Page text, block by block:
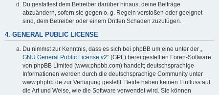
Du gestattest dem Betreiber darüber hinaus, deine Beiträge
abzuändern, sofern sie gegen o. g. Regeln verstoßen oder geeignet
sind, dem Betreiber oder einem Dritten Schaden zuzufügen.
4. GENERAL PUBLIC LICENSE
Du nimmst zur Kenntnis, dass es sich bei phpBB um eine unter der „
GNU General Public License v2“ (GPL) bereitgestellten Foren-Software
von phpBB Limited (www.phpbb.com) handelt; deutschsprachige
Informationen werden durch die deutschsprachige Community unter
www.phpbb.de zur Verfügung gestellt. Beide haben keinen Einfluss auf
die Art und Weise, wie die Software verwendet wird. Sie können